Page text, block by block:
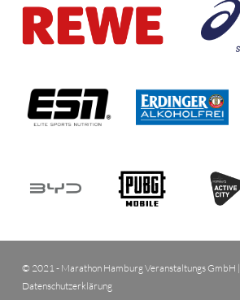
© 2021 - Marathon Hamburg Veranstaltungs GmbH |
Datenschutzerklärung